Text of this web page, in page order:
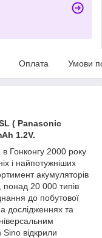
Оплата Умови
( Panasonic
1.2V.
Гонконгу 2000 року
і найпотужніших
акумуляторів
понад 20 000 типів
до побутової
дослідженнях та
відкрили